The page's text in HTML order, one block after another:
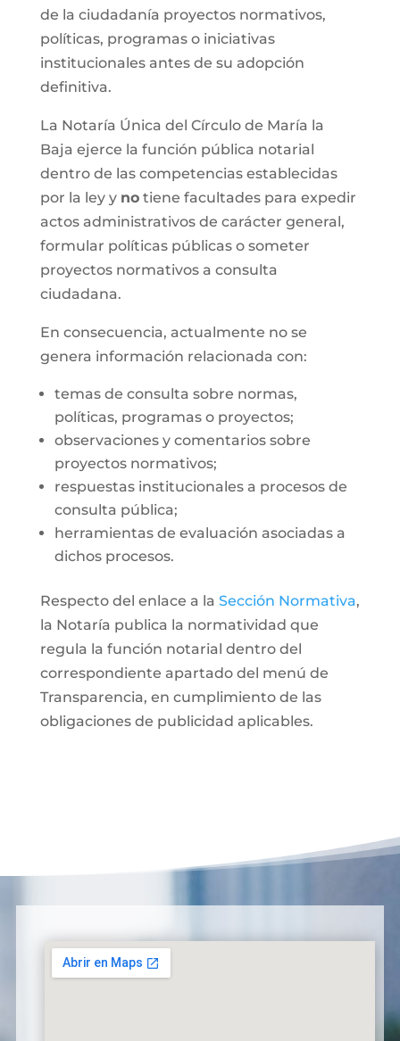
de la ciudadanía proyectos normativos,
políticas, programas o iniciativas
institucionales antes de su adopción
definitiva.
La Notaría Única del Círculo de María la
Baja ejerce la función pública notarial
dentro de las competencias establecidas
por la ley y notiene facultades para expedir
actos administrativos de carácter general,
formular políticas públicas o someter
proyectos normativos a consulta
ciudadana.
En consecuencia, actualmente no se
genera información relacionada con:
temas de consulta sobre normas,
políticas, programas o proyectos;
observaciones y comentarios sobre
proyectos normativos;
respuestas institucionales a procesos de
consulta pública;
herramientas de evaluación asociadas a
dichos procesos.
Respecto del enlace a la Sección Normativa,
la Notaría publica la normatividad que
regula la función notarial dentro del
correspondiente apartado del menú de
Transparencia, en cumplimiento de las
obligaciones de publicidad aplicables.